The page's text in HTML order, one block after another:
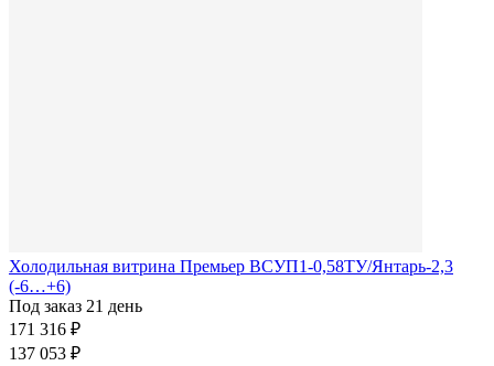
Холодильная витрина Премьер ВСУП1-0,58ТУ/Янтарь-2,3
(-6…+6)
Под заказ 21 день
171 316 ₽
137 053 ₽